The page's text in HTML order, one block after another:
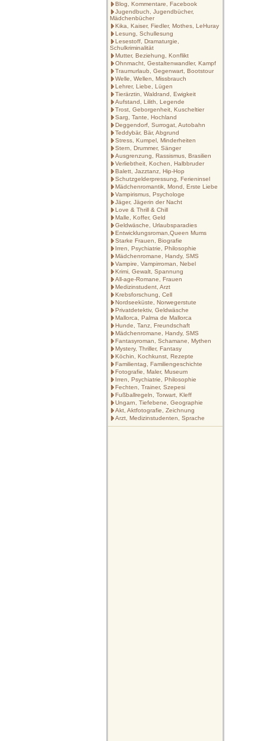
Blog, Kommentare, Facebook
Jugendbuch, Jugendbücher,
Mädchenbücher
Kika, Kaiser, Fiedler, Mothes, LeHuray
Lesung, Schullesung
Lesestoff, Dramaturgie,
Schulkriminalität
Mutter, Beziehung, Konflikt
Ohnmacht, Gestaltenwandler, Kampf
Traumurlaub, Gegenwart, Bootstour
Welle, Wellen, Missbrauch
Lehrer, Liebe, Lügen
Tierärztin, Waldrand, Ewigkeit
Aufstand, Lilith, Legende
Trost, Geborgenheit, Kuscheltier
Sarg, Tante, Hochland
Deggendorf, Surrogat, Autobahn
Teddybär, Bär, Abgrund
Stress, Kumpel, Minderheiten
Stern, Drummer, Sänger
Ausgrenzung, Rassismus, Brasilien
Verliebtheit, Kochen, Halbbruder
Balett, Jazztanz, Hip-Hop
Schutzgelderpressung, Ferieninsel
Mädchenromantik, Mond, Erste Liebe
Vampirismus, Psychologe
Jäger, Jägerin der Nacht
Love & Thrill & Chill
Malle, Koffer, Geld
Geldwäsche, Urlaubsparadies
Entwicklungsroman,Queen Mums
Starke Frauen, Biografie
Irren, Psychiatrie, Philosophie
Mädchenromane, Handy, SMS
Vampire, Vampirroman, Nebel
Krimi, Gewalt, Spannung
All-age-Romane, Frauen
Medizinstudent, Arzt
Krebsforschung, Cell
Nordseeküste, Norwegerstute
Privatdetektiv, Geldwäsche
Mallorca, Palma de Mallorca
Hunde, Tanz, Freundschaft
Mädchenromane, Handy, SMS
Fantasyroman, Schamane, Mythen
Mystery, Thriller, Fantasy
Köchin, Kochkunst, Rezepte
Familientag, Familiengeschichte
Fotografie, Maler, Museum
Irren, Psychiatrie, Philosophie
Fechten, Trainer, Szepesi
Fußballregeln, Torwart, Kleff
Ungarn, Tiefebene, Geographie
Akt, Aktfotografie, Zeichnung
Arzt, Medizinstudenten, Sprache